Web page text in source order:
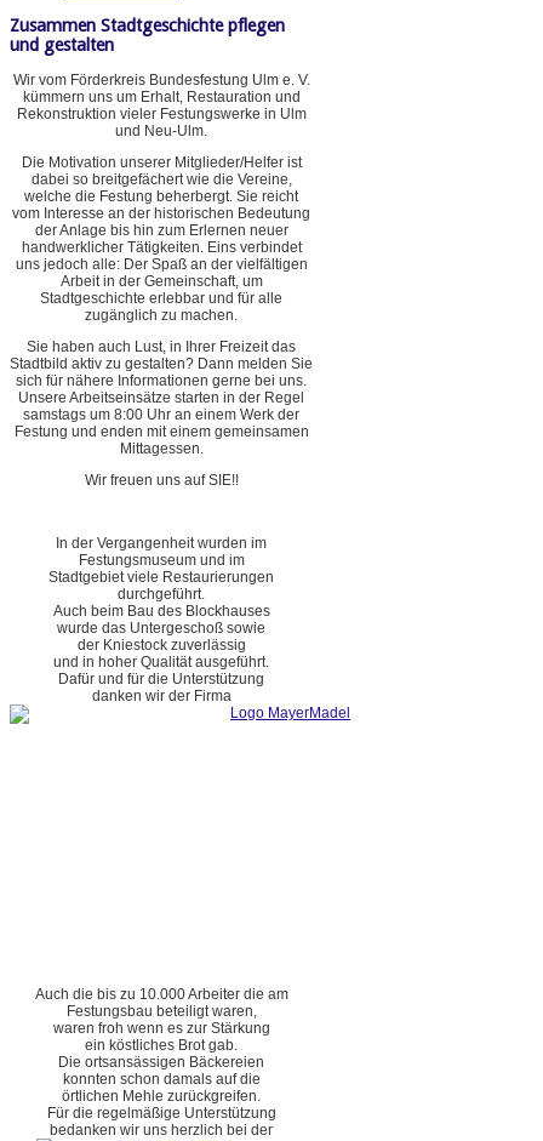
Zusammen Stadtgeschichte pflegen
und gestalten
Wir vom Förderkreis Bundesfestung Ulm e. V.
kümmern uns um Erhalt, Restauration und
Rekonstruktion vieler Festungswerke in Ulm
und Neu-Ulm.
Die Motivation unserer Mitglieder/Helfer ist
dabei so breitgefächert wie die Vereine,
welche die Festung beherbergt. Sie reicht
vom Interesse an der historischen Bedeutung
der Anlage bis hin zum Erlernen neuer
handwerklicher Tätigkeiten. Eins verbindet
uns jedoch alle: Der Spaß an der vielfältigen
Arbeit in der Gemeinschaft, um
Stadtgeschichte erlebbar und für alle
zugänglich zu machen.
Sie haben auch Lust, in Ihrer Freizeit das
Stadtbild aktiv zu gestalten? Dann melden Sie
sich für nähere Informationen gerne bei uns.
Unsere Arbeitseinsätze starten in der Regel
samstags um 8:00 Uhr an einem Werk der
Festung und enden mit einem gemeinsamen
Mittagessen.
Wir freuen uns auf SIE!!
In der Vergangenheit wurden im
Festungsmuseum und im
Stadtgebiet viele Restaurierungen
durchgeführt.
Auch beim Bau des Blockhauses
wurde das Untergeschoß sowie
der Kniestock zuverlässig
und in hoher Qualität ausgeführt.
Dafür und für die Unterstützung
danken wir der Firma
Auch die bis zu 10.000 Arbeiter die am
Festungsbau beteiligt waren,
waren froh wenn es zur Stärkung
ein köstliches Brot gab.
Die ortsansässigen Bäckereien
konnten schon damals auf die
örtlichen Mehle zurückgreifen.
Für die regelmäßige Unterstützung
bedanken wir uns herzlich bei der